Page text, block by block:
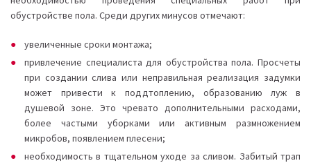
обустройстве пола. Среди других минусов отмечают:
увеличенные сроки монтажа;
привлечение специалиста для обустройства пола. Просчеты
при создании слива или неправильная реализация задумки
может привести к поддтоплению, образованию луж в
душевой зоне. Это чревато дополнительными расходами,
более частыми уборками или активным размножением
микробов, появлением плесени;
необходимость в тщательном уходе за сливом. Забитый трап